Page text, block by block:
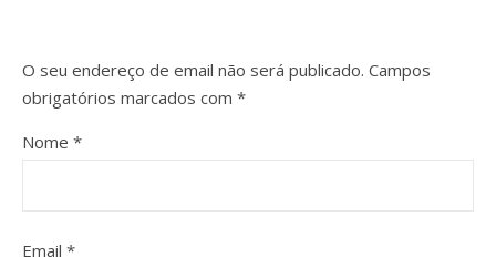
O seu endereço de email não será publicado. Campos
obrigatórios marcados com *
Nome *
Email *